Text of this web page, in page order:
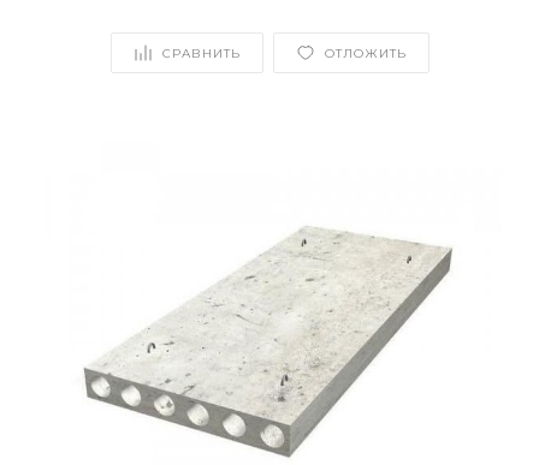
СРАВНИТЬ ОТЛОЖИТЬ